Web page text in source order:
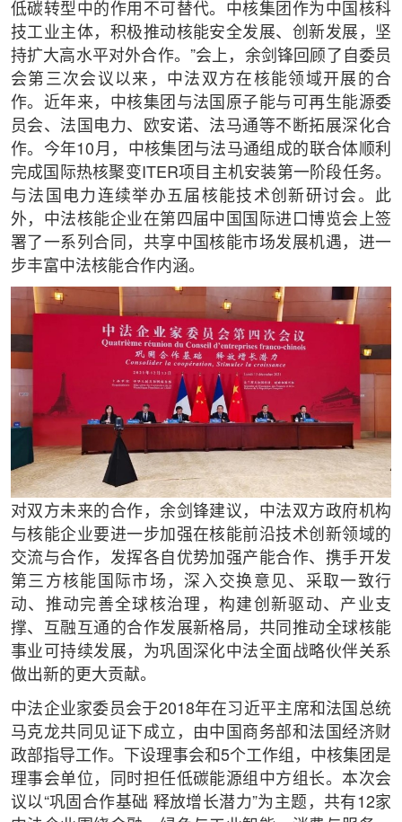
低碳转型中的作用不可替代。中核集团作为中国核科
技工业主体，积极推动核能安全发展、创新发展，坚
持扩大高水平对外合作。”会上，余剑锋回顾了自委员
会第三次会议以来，中法双方在核能领域开展的合
作。近年来，中核集团与法国原子能与可再生能源委
员会、法国电力、欧安诺、法马通等不断拓展深化合
作。今年10月，中核集团与法马通组成的联合体顺利
完成国际热核聚变ITER项目主机安装第一阶段任务。
与法国电力连续举办五届核能技术创新研讨会。此
外，中法核能企业在第四届中国国际进口博览会上签
署了一系列合同，共享中国核能市场发展机遇，进一
步丰富中法核能合作内涵。
对双方未来的合作，余剑锋建议，中法双方政府机构
与核能企业要进一步加强在核能前沿技术创新领域的
交流与合作，发挥各自优势加强产能合作、携手开发
第三方核能国际市场，深入交换意见、采取一致行
动、推动完善全球核治理，构建创新驱动、产业支
撑、互融互通的合作发展新格局，共同推动全球核能
事业可持续发展，为巩固深化中法全面战略伙伴关系
做出新的更大贡献。
中法企业家委员会于2018年在习近平主席和法国总统
马克龙共同见证下成立，由中国商务部和法国经济财
政部指导工作。下设理事会和5个工作组，中核集团是
理事会单位，同时担任低碳能源组中方组长。本次会
议以“巩固合作基础 释放增长潜力”为主题，共有12家